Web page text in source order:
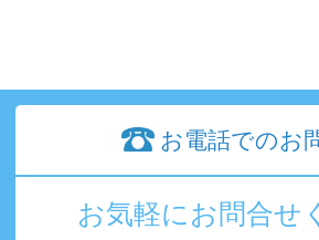
お電話でのお
お気軽にお問合せ